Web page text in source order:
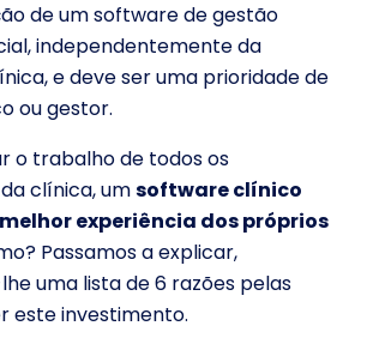
de um software de gestão
independentemente da
e deve ser uma prioridade de
ou gestor.
o trabalho de todos os
clínica, umsoftware clínico
experiência dos próprios
Passamos a explicar,
uma lista de 6 razões pelas
este investimento.